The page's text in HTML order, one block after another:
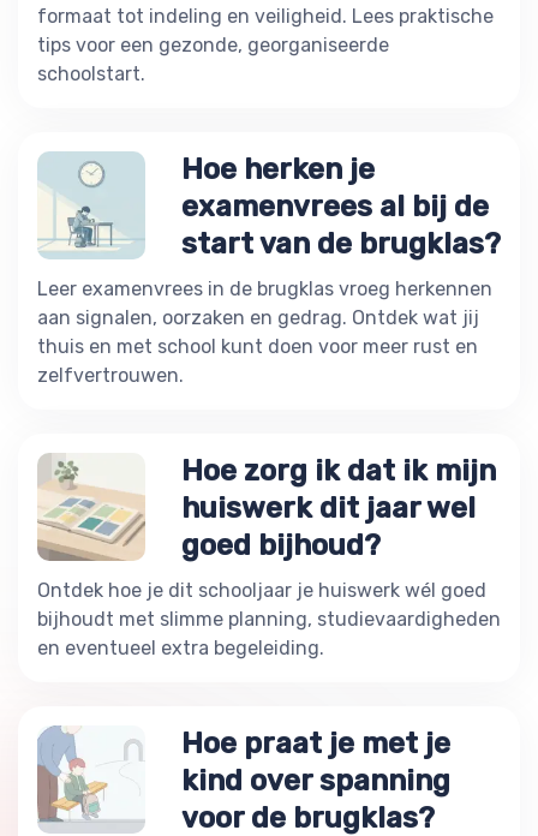
formaat tot indeling en veiligheid. Lees praktische
tips voor een gezonde, georganiseerde
schoolstart.
Hoe herken je
examenvrees al bij de
start van de brugklas?
Leer examenvrees in de brugklas vroeg herkennen
aan signalen, oorzaken en gedrag. Ontdek wat jij
thuis en met school kunt doen voor meer rust en
zelfvertrouwen.
Hoe zorg ik dat ik mijn
huiswerk dit jaar wel
goed bijhoud?
Ontdek hoe je dit schooljaar je huiswerk wél goed
bijhoudt met slimme planning, studievaardigheden
en eventueel extra begeleiding.
Hoe praat je met je
kind over spanning
voor de brugklas?